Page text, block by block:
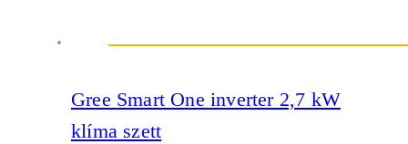
Gree Smart One inverter 2,7 kW
klíma szett